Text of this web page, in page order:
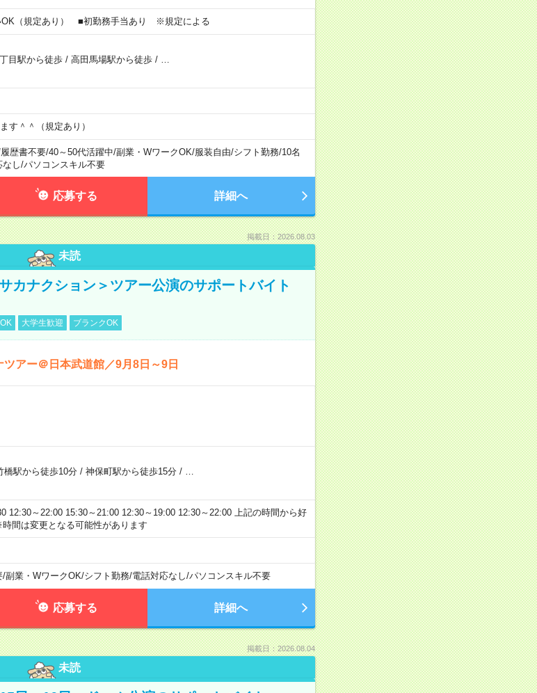
（規定あり） ■初勤務手当あり ※規定による
目駅から徒歩/ 高田馬場駅から徒歩/
＾＾（規定あり）
履歴書不要/40～50代活躍中/副業・WワークOK/服装自由/シフト勤務/10名
し/パソコンスキル不要
応募する 詳細へ
掲載日：2026.08.03
未読
カナクション＞ツアー公演のサポートバイト
大学生歓迎 ブランクOK
アー＠日本武道館／9月8日～9日
橋駅から徒歩10分/ 神保町駅から徒歩15分/
12:30～22:00 15:30～21:00 12:30～19:00 12:30～22:00 上記の時間から好
間は変更となる可能性があります
/副業・WワークOK/シフト勤務/電話対応なし/パソコンスキル不要
応募する 詳細へ
掲載日：2026.08.04
未読